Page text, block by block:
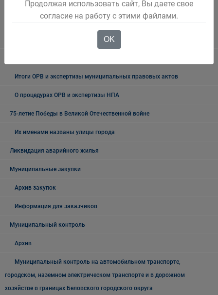
План проведения экспертизы муниципальных нормативных
ОРВ проектов муниципальных НПА
Итоги ОРВ и экспертизы муниципальных правовых актов
О процедурах ОРВ и экспертизы НПА
75-летие Победы в Великой Отечественной войне
Их именами названы улицы города
Ликвидация аварийного жилья
Муниципальные закупки
Архив закупок
Информация для заказчиков
Муниципальный контроль
Архив
Муниципальный контроль на автомобильном транспорте,
городском, наземном электрическом транспорте и в дорожном
хозяйстве в границах Беловского городского округа
Продолжая использовать сайт, Вы даете свое
согласие на работу с этими файлами.
OK